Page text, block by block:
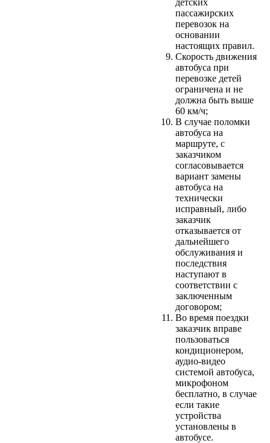
пассажирских
перевозок на
основании
настоящих правил.
Скорость движения
автобуса при
перевозке детей
ограничена и не
должна быть выше
60 км/ч;
В случае поломки
автобуса на
маршруте, с
заказчиком
согласовывается
вариант замены
автобуса на
технически
исправный, либо
заказчик
отказывается от
дальнейшего
обслуживания и
последствия
наступают в
соответствии с
заключенным
договором;
Во время поездки
заказчик вправе
пользоваться
кондиционером,
аудио-видео
системой автобуса,
микрофоном
бесплатно, в случае
если такие
устройства
установлены в
автобусе.